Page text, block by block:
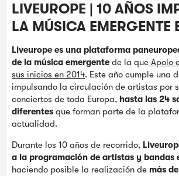
LIVEUROPE | 10 AÑOS
LA MÚSICA EMERGENTE
Liveurope es una plataforma
de la música emergente de la que Apolo
sus inicios en 2014. Este año cumple una
impulsando la circulación de artistas por
conciertos de toda Europa, hasta las 24
diferentes que forman parte de la
actualidad.
Durante los 10 años de recorrido,
a la programación de artistas y bandas
haciendo posible la realización de más